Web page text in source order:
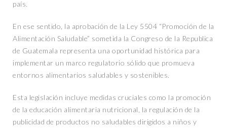
país.
En ese sentido, la aprobación de la Ley 5504 “Promoción de la
Alimentación Saludable” sometida la Congreso de la Republica
de Guatemala representa una oportunidad histórica para
implementar un marco regulatorio sólido que promueva
entornos alimentarios saludables y sostenibles.
Esta legislación incluye medidas cruciales como la promoción
de la educación alimentaria nutricional, la regulación de la
publicidad de productos no saludables dirigidos a niños y